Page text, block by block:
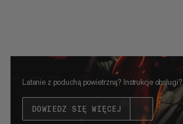
Latanie z poduchą powietrzną? Instrukcje obsługi?
DOWIEDZ SIĘ WIĘCEJ